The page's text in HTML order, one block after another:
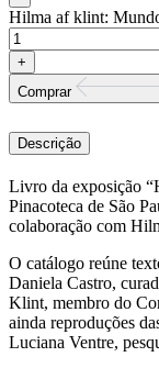
Hilma af klint:
Comprar
Descrição
Livro da exposição
Pinacoteca de São
colaboração com
O catálogo reúne
Daniela Castro,
Klint, membro do
ainda reproduções
Luciana Ventre,